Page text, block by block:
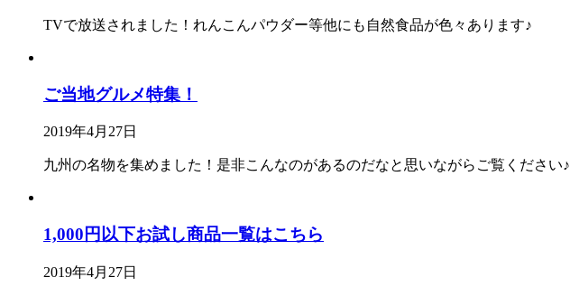
TVで放送されました！れんこんパウダー等他にも自然食品が色々あります♪
ご当地グルメ特集！
2019年4月27日
九州の名物を集めました！是非こんなのがあるのだなと思いながらご覧ください♪
1,000円以下お試し商品一覧はこちら
2019年4月27日